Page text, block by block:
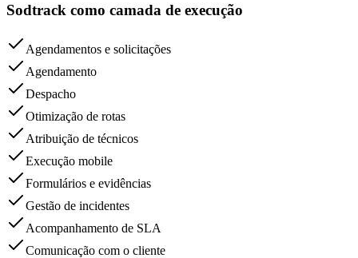
Sodtrack como camada de execução
Agendamentos e solicitações
Agendamento
Despacho
Otimização de rotas
Atribuição de técnicos
Execução mobile
Formulários e evidências
Gestão de incidentes
Acompanhamento de SLA
Comunicação com o cliente